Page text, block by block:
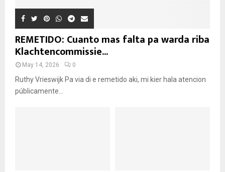
REMETIDO: Cuanto mas falta pa warda riba
Klachtencommissie...
May 14, 2026 0
Ruthy Vrieswijk Pa via di e remetido aki, mi kier hala atencion
públicamente...